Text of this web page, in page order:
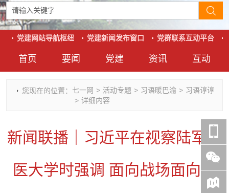
首页 要闻
时政要闻
干部任免
理论武装
七一视角
党建
党建动态
人才工作
基层组织建设
作风建设
资讯
热点关注
党刊好文
党务知识
党史参阅
七一书院
互动
红岩评论
七一文学
党建头条微信公众号
七一号
党建网站导航枢纽 党建新闻发布窗口 党群联系互动平台
您现在的位置： 七一网 > 活动专题 > 习语暖巴渝 > 习语谆谆
> 详细内容
新闻联播｜习近平在视察陆军军
医大学时强调 面向战场面向部